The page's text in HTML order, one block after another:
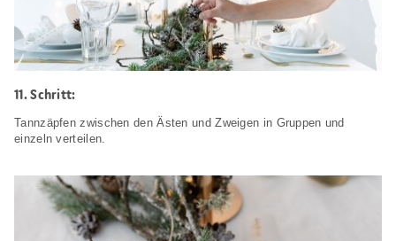
Schritt:
Tannzäpfen zwischen den Ästen und Zweigen in Gruppen und
einzeln verteilen.